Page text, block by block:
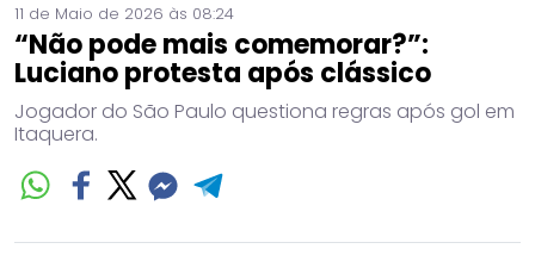
11 de Maio de 2026 às 08:24
“Não pode mais comemorar?”:
Luciano protesta após clássico
Jogador do São Paulo questiona regras após gol em
Itaquera.